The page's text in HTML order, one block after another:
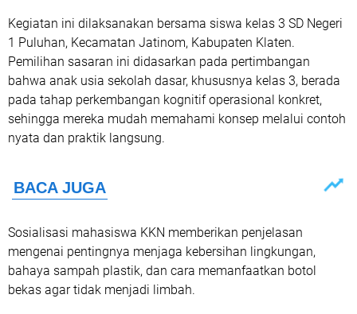
Kegiatan ini dilaksanakan bersama siswa kelas 3 SD Negeri
1 Puluhan, Kecamatan Jatinom, Kabupaten Klaten.
Pemilihan sasaran ini didasarkan pada pertimbangan
bahwa anak usia sekolah dasar, khususnya kelas 3, berada
pada tahap perkembangan kognitif operasional konkret,
sehingga mereka mudah memahami konsep melalui contoh
nyata dan praktik langsung.
Sosialisasi mahasiswa KKN memberikan penjelasan
mengenai pentingnya menjaga kebersihan lingkungan,
bahaya sampah plastik, dan cara memanfaatkan botol
bekas agar tidak menjadi limbah.